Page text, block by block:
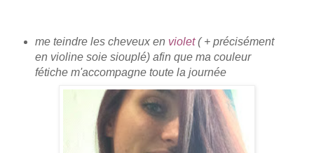
me teindre les cheveux en violet( + précisément
en violine soie siouplé) afin que ma couleur
fétiche m'accompagne toute la journée